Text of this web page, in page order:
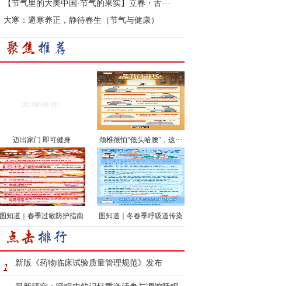
【节气里的大美中国·节气的果实】立春・舌···
大寒：避寒养正，静待春生（节气与健康）
迈出家门 即可健身 颈椎很怕“低头哈腰”，这···
图知道｜春季过敏防护指南
图知道｜冬春季呼吸道传染
新版《药物临床试验质量管理规范》发布